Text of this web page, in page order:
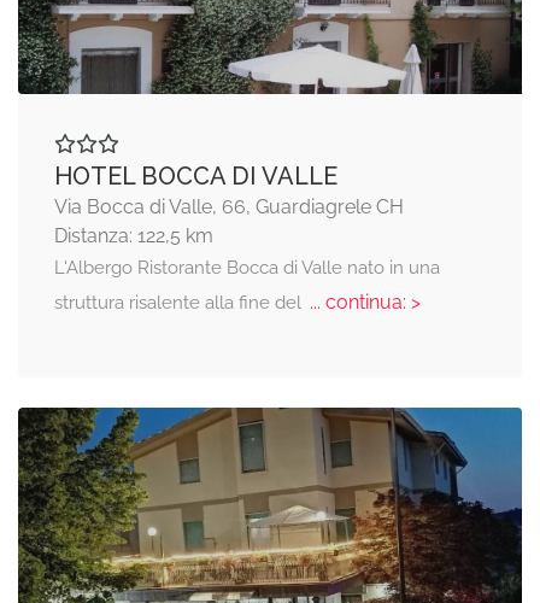
HOTEL BOCCA DI VALLE
Via Bocca di Valle, 66, Guardiagrele CH
Distanza: 122,5 km
L'Albergo Ristorante Bocca di Valle nato in una
struttura risalente alla fine del... continua: >